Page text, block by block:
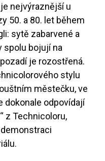
nejvýraznější u
50. a 80. let během
sytě zabarvené a
spolu bojují na
je rozostřená.
stylu
městečku, ve
dokonale odpovídají
z Technicoloru,